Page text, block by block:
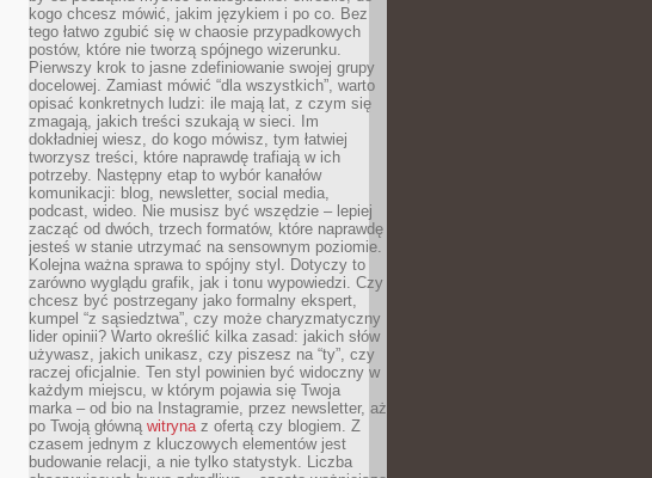
kogo chcesz mówić, jakim językiem i po co. Bez
tego łatwo zgubić się w chaosie przypadkowych
postów, które nie tworzą spójnego wizerunku.
Pierwszy krok to jasne zdefiniowanie swojej grupy
docelowej. Zamiast mówić “dla wszystkich”, warto
opisać konkretnych ludzi: ile mają lat, z czym się
zmagają, jakich treści szukają w sieci. Im
dokładniej wiesz, do kogo mówisz, tym łatwiej
tworzysz treści, które naprawdę trafiają w ich
potrzeby. Następny etap to wybór kanałów
komunikacji: blog, newsletter, social media,
podcast, wideo. Nie musisz być wszędzie – lepiej
zacząć od dwóch, trzech formatów, które naprawdę
jesteś w stanie utrzymać na sensownym poziomie.
Kolejna ważna sprawa to spójny styl. Dotyczy to
zarówno wyglądu grafik, jak i tonu wypowiedzi. Czy
chcesz być postrzegany jako formalny ekspert,
kumpel “z sąsiedztwa”, czy może charyzmatyczny
lider opinii? Warto określić kilka zasad: jakich słów
używasz, jakich unikasz, czy piszesz na “ty”, czy
raczej oficjalnie. Ten styl powinien być widoczny w
każdym miejscu, w którym pojawia się Twoja
marka – od bio na Instagramie, przez newsletter, aż
po Twoją główną witrynaz ofertą czy blogiem. Z
czasem jednym z kluczowych elementów jest
budowanie relacji, a nie tylko statystyk. Liczba